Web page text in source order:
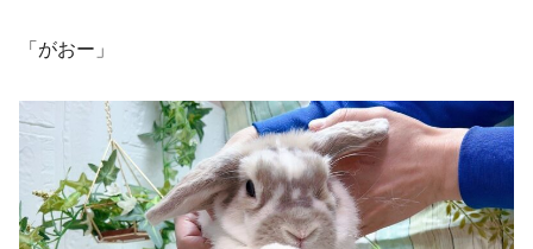
「がおー」